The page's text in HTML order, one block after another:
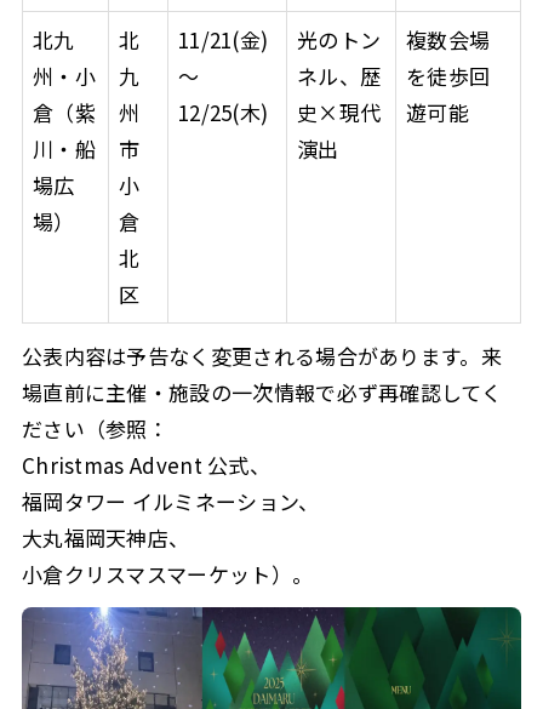
北九
州・小
倉（紫
川・船
場広
場）
北
九
州
市
小
倉
北
区
11/21(金)
〜
12/25(木)
光のトン
ネル、歴
史×現代
演出
複数会場
を徒歩回
遊可能
公表内容は予告なく変更される場合があります。来
場直前に主催・施設の一次情報で必ず再確認してく
ださい（参照：
Christmas Advent 公式、
福岡タワー イルミネーション、
大丸福岡天神店、
小倉クリスマスマーケット）。